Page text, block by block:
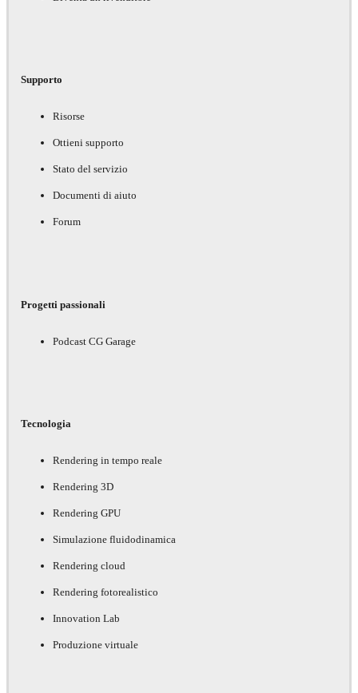
Supporto
Risorse
Ottieni supporto
Stato del servizio
Documenti di aiuto
Forum
Progetti passionali
Podcast CG Garage
Tecnologia
Rendering in tempo reale
Rendering 3D
Rendering GPU
Simulazione fluidodinamica
Rendering cloud
Rendering fotorealistico
Innovation Lab
Produzione virtuale